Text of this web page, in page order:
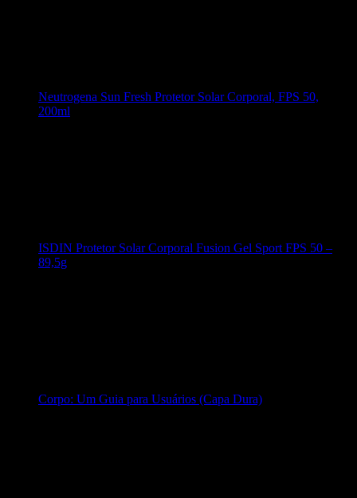
Neutrogena Sun Fresh Protetor Solar Corporal, FPS 50,
200ml
ISDIN Protetor Solar Corporal Fusion Gel Sport FPS 50 –
89,5g
Corpo: Um Guia para Usuários (Capa Dura)